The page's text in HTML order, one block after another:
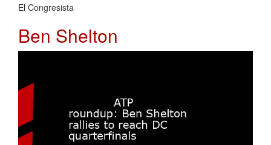
El Congresista
Ben Shelton